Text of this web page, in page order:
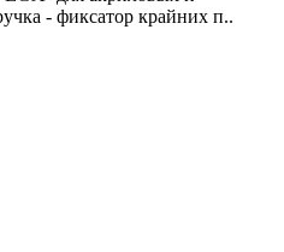
- фиксатор крайних п..